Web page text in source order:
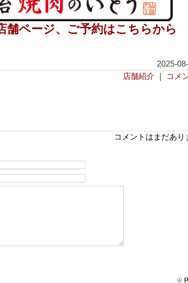
舗ページ、ご予約はこちらから
2025-
店舗紹介
コメ
コメントはまだあり